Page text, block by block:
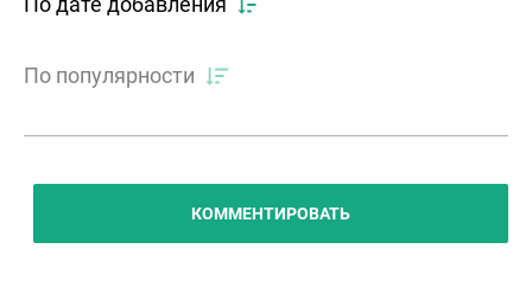
По популярности
КОММЕНТИРОВАТЬ